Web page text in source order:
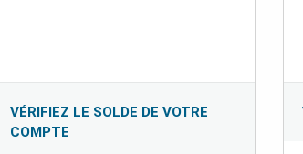
VÉRIFIEZ LE SOLDE DE VOTRE
COMPTE